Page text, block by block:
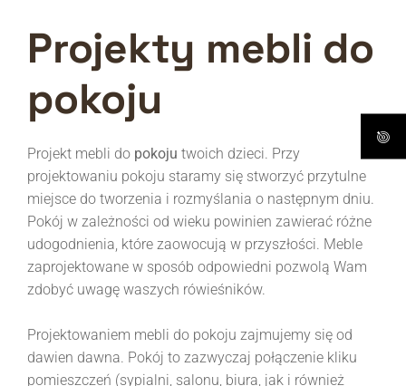
Projekty mebli do
pokoju
Projekt mebli do pokoju twoich dzieci. Przy
projektowaniu pokoju staramy się stworzyć przytulne
miejsce do tworzenia i rozmyślania o następnym dniu.
Pokój w zależności od wieku powinien zawierać różne
udogodnienia, które zaowocują w przyszłości. Meble
zaprojektowane w sposób odpowiedni pozwolą Wam
zdobyć uwagę waszych rówieśników.
Projektowaniem mebli do pokoju zajmujemy się od
dawien dawna. Pokój to zazwyczaj połączenie kliku
pomieszczeń (sypialni, salonu, biura, jak i również